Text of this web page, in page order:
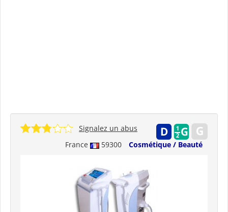
France 59300 Cosmétique / Beauté
Signalez un abus